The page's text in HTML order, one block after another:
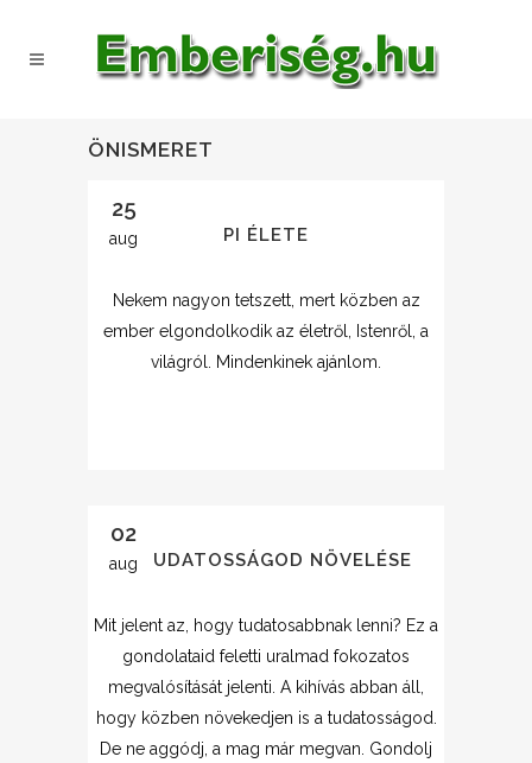
ÖNISMERET
25
aug PI ÉLETE
Nekem nagyon tetszett, mert közben az
ember elgondolkodik az életről, Istenről, a
világról. Mindenkinek ajánlom.
02
augA TUDATOSSÁGOD NÖVELÉSE
Mit jelent az, hogy tudatosabbnak lenni? Ez a
gondolataid feletti uralmad fokozatos
megvalósítását jelenti. A kihívás abban áll,
hogy közben növekedjen is a tudatosságod.
De ne aggódj, a mag már megvan. Gondolj